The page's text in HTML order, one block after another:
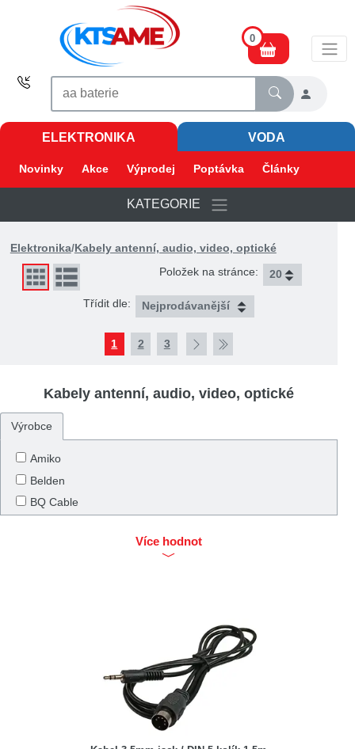
0
ELEKTRONIKA VODA
Novinky Akce Výprodej Poptávka Články
KATEGORIE
Elektronika/Kabely antenní, audio, video, optické
Položek na stránce:
Třídit dle:
1 2 3
Kabely antenní, audio, video, optické
Výrobce
Amiko
Belden
BQ Cable
Více hodnot